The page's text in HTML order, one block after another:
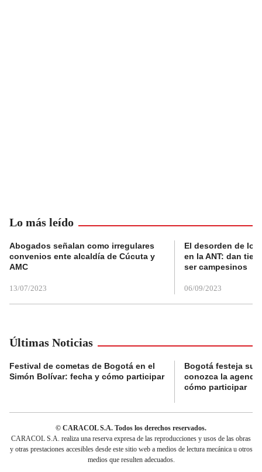
Lo más leído
Abogados señalan como irregulares
convenios ente alcaldía de Cúcuta y
AMC
13/07/2023
El desorden de
en la ANT: dan
ser campesinos
06/09/2023
Últimas Noticias
Festival de cometas de Bogotá en el
Simón Bolívar: fecha y cómo participar
Bogotá festeja su
conozca la
cómo participar
© CARACOL S.A. Todos los derechos reservados.
CARACOL S.A. realiza una reserva expresa de las reproducciones y usos de las obras
y otras prestaciones accesibles desde este sitio web a medios de lectura mecánica u otros
medios que resulten adecuados.